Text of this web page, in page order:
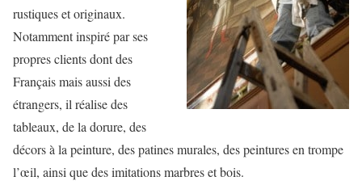
rustiques et originaux.
Notamment inspiré par ses
propres clients dont des
Français mais aussi des
étrangers, il réalise des
tableaux, de la dorure, des
décors à la peinture, des patines murales, des peintures en trompe
l’œil, ainsi que des imitations marbres et bois.